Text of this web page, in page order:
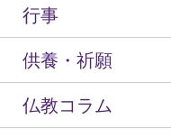
行事
供養・祈願
仏教コラム